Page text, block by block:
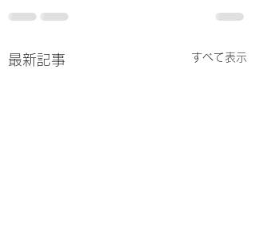
最新記事 すべて表示